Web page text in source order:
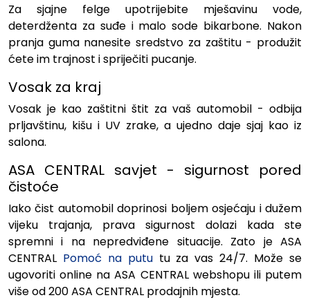
Za sjajne felge upotrijebite mješavinu vode,
deterdženta za suđe i malo sode bikarbone. Nakon
pranja guma nanesite sredstvo za zaštitu - produžit
ćete im trajnost i spriječiti pucanje.
Vosak za kraj
Vosak je kao zaštitni štit za vaš automobil - odbija
prljavštinu, kišu i UV zrake, a ujedno daje sjaj kao iz
salona.
ASA CENTRAL savjet - sigurnost pored
čistoće
Iako čist automobil doprinosi boljem osjećaju i dužem
vijeku trajanja, prava sigurnost dolazi kada ste
spremni i na nepredviđene situacije. Zato je ASA
CENTRAL Pomoć na pututu za vas 24/7. Može se
ugovoriti online na ASA CENTRAL webshopu ili putem
više od 200 ASA CENTRAL prodajnih mjesta.